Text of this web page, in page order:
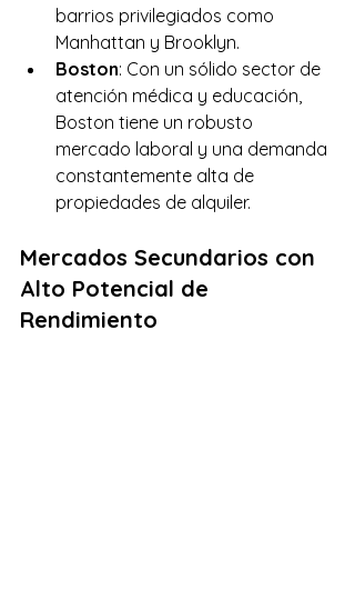
barrios privilegiados como
Manhattan y Brooklyn.
Boston: Con un sólido sector de
atención médica y educación,
Boston tiene un robusto
mercado laboral y una demanda
constantemente alta de
propiedades de alquiler.
Mercados Secundarios con
Alto Potencial de
Rendimiento